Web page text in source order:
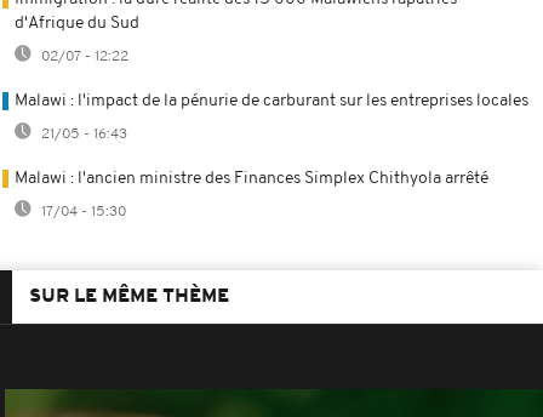
d'Afrique du Sud
02/07 - 12:22
Malawi : l'impact de la pénurie de carburant sur les entreprises locales
21/05 - 16:43
Malawi : l'ancien ministre des Finances Simplex Chithyola arrêté
17/04 - 15:30
SUR LE MÊME THÈME